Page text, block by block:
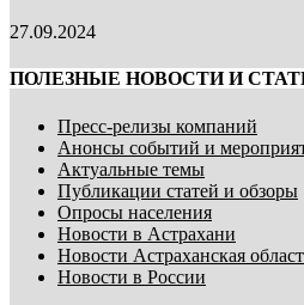
27.09.2024
ПОЛЕЗНЫЕ НОВОСТИ И
Пресс-релизы компаний
Анонсы событий и
Актуальные темы
Публикации статей и обзоры
Опросы населения
Новости в Астрахани
Новости Астраханская
Новости в России